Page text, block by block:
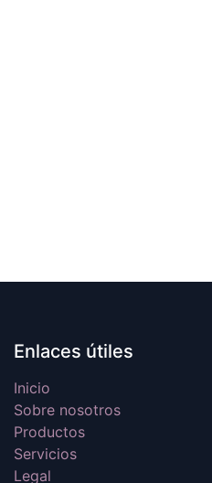
Enlaces útiles
Inicio
Sobre nosotros
Productos
Servicios
Legal